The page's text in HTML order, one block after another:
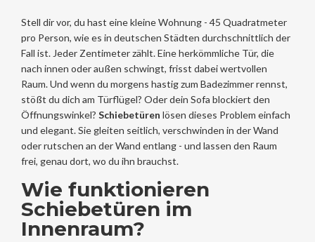
Stell dir vor, du hast eine kleine Wohnung - 45 Quadratmeter
pro Person, wie es in deutschen Städten durchschnittlich der
Fall ist. Jeder Zentimeter zählt. Eine herkömmliche Tür, die
nach innen oder außen schwingt, frisst dabei wertvollen
Raum. Und wenn du morgens hastig zum Badezimmer rennst,
stößt du dich am Türflügel? Oder dein Sofa blockiert den
Öffnungswinkel? Schiebetüren lösen dieses Problem einfach
und elegant. Sie gleiten seitlich, verschwinden in der Wand
oder rutschen an der Wand entlang - und lassen den Raum
frei, genau dort, wo du ihn brauchst.
Wie funktionieren
Schiebetüren im
Innenraum?